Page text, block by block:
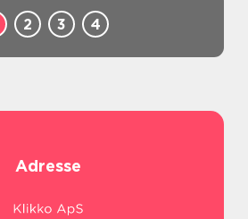
2 3 4
Adresse